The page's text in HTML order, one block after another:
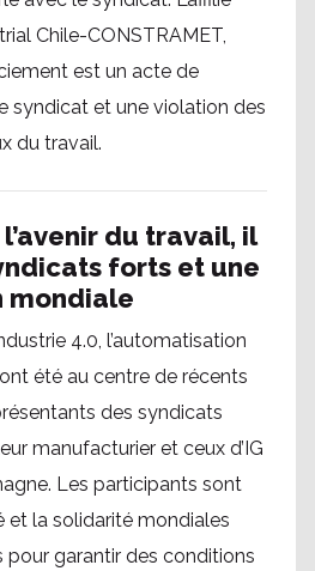
Chile-CONSTRAMET,
est un acte de
syndicat et une violation des
du travail.
du travail, il
forts et une
mondiale
4.0, l’automatisation
été au centre de récents
des syndicats
manufacturier et ceux d’IG
Les participants sont
et la solidarité mondiales
pour garantir des conditions